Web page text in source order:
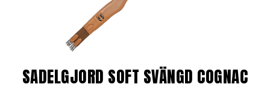
SADELGJORD SOFT SVÄNGD COGNAC